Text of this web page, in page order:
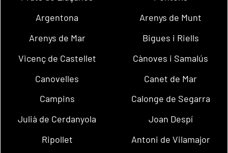
Argentona
Arenys de Munt
Arenys de Mar
Bigues i Riells
Vicenç de Castellet
Cànoves i Samalús
Canovelles
Canet de Mar
Campins
Calonge de Segarra
Julià de Cerdanyola
Joan Despí
Ripollet
Antoni de Vilamajor